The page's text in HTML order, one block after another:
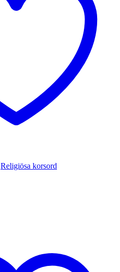
Religiösa korsord